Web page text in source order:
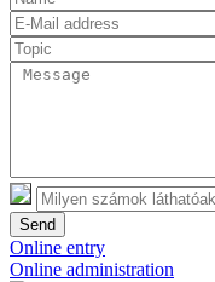
Send
Online entry
Online administration